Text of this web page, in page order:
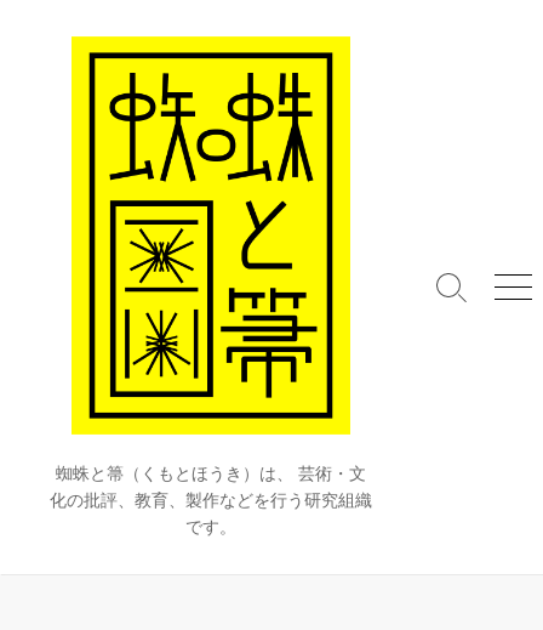
蜘蛛と箒（くもとほうき）は、 芸術・文
化の批評、教育、製作などを行う研究組織
です。
検
メ